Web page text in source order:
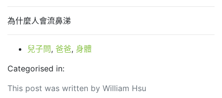
為什麼人會流鼻涕
兒子問, 爸爸, 身體
Categorised in:
This post was written by William Hsu